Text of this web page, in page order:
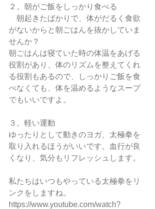
２。朝がご飯をしっかり食べる
朝起きたばかりで、体がだるく食欲
がないからと朝ごはんを抜かしていま
せんか？
朝ごはんは寝ていた時の体温をあげる
役割があり、体のリズムを整えてくれ
る役割もあるので、しっかりご飯を食
べなくても、体を温めるようなスープ
でもいいですよ。
３。軽い運動
ゆったりとして動きのヨガ、太極拳を
取り入れるほうがいいです。血行が良
くなり、気分もリフレッシュします。
私たちはいつもやっている太極拳をリ
ンクをしますね。
https://www.youtube.com/watch?